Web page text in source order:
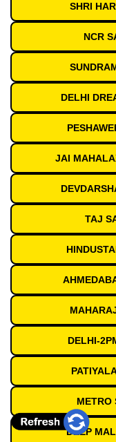
SHRI
NCR
DELHI
JAI
TAJ
DELHI-
METRO
DEEP